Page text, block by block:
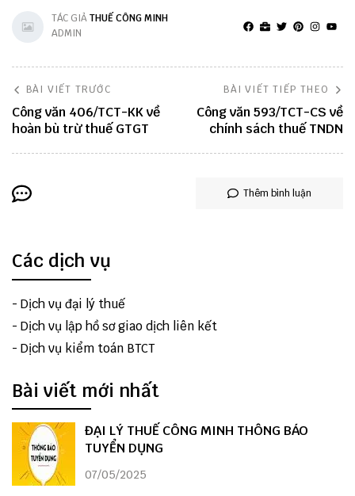
TÁC GIẢTHUẾ CÔNG MINH
ADMIN
BÀI VIẾT TRƯỚC
Công văn 406/TCT-KK về
hoàn bù trừ thuế GTGT
BÀI VIẾT TIẾP THEO
Công văn 593/TCT-CS về
chính sách thuế TNDN
Thêm bình luận
Các dịch vụ
- Dịch vụ đại lý thuế
- Dịch vụ lập hồ sơ giao dịch liên kết
- Dịch vụ kiểm toán BTCT
Bài viết mới nhất
ĐẠI LÝ THUẾ CÔNG MINH THÔNG BÁO
TUYỂN DỤNG
07/05/2025